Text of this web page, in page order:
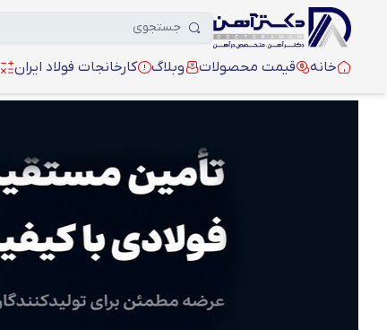
خانه قیمت محصولات وبلاگ کارخانجات فولاد ایران